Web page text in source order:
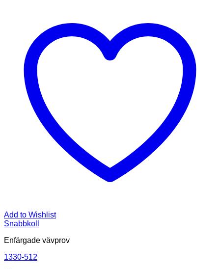
Add to Wishlist
Snabbkoll
Enfärgade vävprov
1330-512